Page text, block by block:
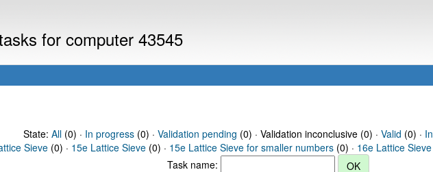
for computer 43545
State: All(0) · In progress(0) · Validation pending (0) · Validation inconclusive (0) · Valid (0) ·
Sieve (0) · 15e Lattice Sieve (0) · 15e Lattice Sieve for smaller numbers (0) · 16e Lattice
Task name: